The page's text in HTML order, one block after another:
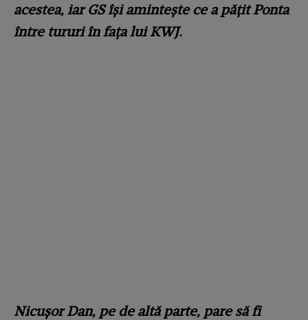
acestea, iar GS își amintește ce a pățit Ponta
între tururi în fața lui KWJ.
Nicușor Dan, pe de altă parte, pare să fi